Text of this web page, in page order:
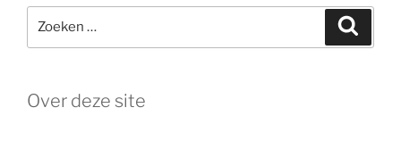
naar:
Over deze site